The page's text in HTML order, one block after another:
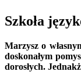
Szkoła
Marzysz o
doskonałym
dorosłych.